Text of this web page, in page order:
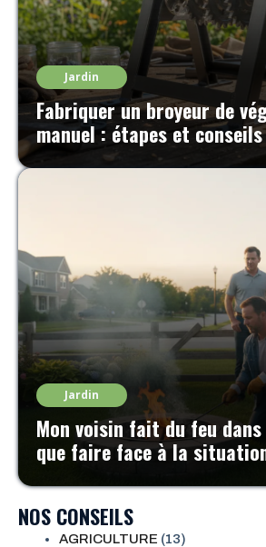
Jardin
Fabriquer un broyeur de
manuel : étapes et
Jardin
Mon voisin fait du feu
que faire face à la
NOS CONSEILS
AGRICULTURE (13)